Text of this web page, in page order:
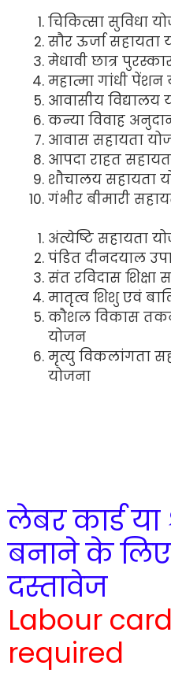
चिकित्सा सुविधा
सौर ऊर्जा सहायता
मेधावी छात्र
महात्मा गांधी पेंशन
आवासीय विद्यालय
कन्या विवाह
आवास सहायता
आपदा राहत
शौचालय सहायता
गंभीर बीमारी
अंत्येष्टि सहायता
पंडित दीनदयाल
संत रविदास शिक्षा
मातृत्व शिशु एवं
कौशल विकास
योजन
मृत्यु विकलांगता
योजना
लेबर कार्ड या
बनाने के
दस्तावेज
Labour
required